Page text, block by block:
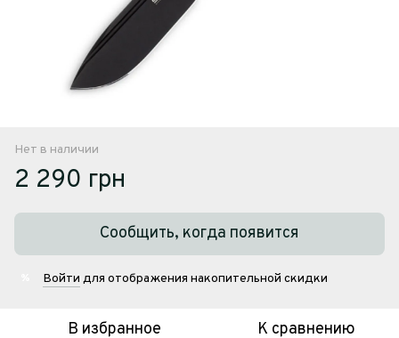
Нет в наличии
2 290 грн
Сообщить, когда появится
Войти для отображения накопительной скидки
В избранное К сравнению